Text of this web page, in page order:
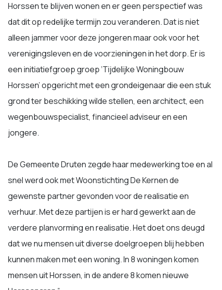
Horssen te blijven wonen en er geen perspectief was
dat dit op redelijke termijn zou veranderen. Dat is niet
alleen jammer voor deze jongeren maar ook voor het
verenigingsleven en de voorzieningen in het dorp. Er is
een initiatiefgroep groep ‘Tijdelijke Woningbouw
Horssen’ opgericht met een grondeigenaar die een stuk
grond ter beschikking wilde stellen, een architect, een
wegenbouwspecialist, financieel adviseur en een
jongere.
De Gemeente Druten zegde haar medewerking toe en al
snel werd ook met Woonstichting De Kernen de
gewenste partner gevonden voor de realisatie en
verhuur. Met deze partijen is er hard gewerkt aan de
verdere planvorming en realisatie. Het doet ons deugd
dat we nu mensen uit diverse doelgroepen blij hebben
kunnen maken met een woning. In 8 woningen komen
mensen uit Horssen, in de andere 8 komen nieuwe